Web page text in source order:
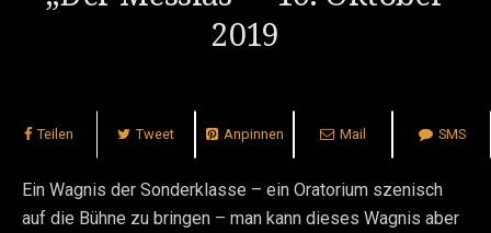
2019
Teilen Tweet Anpinnen Mail SMS
Ein Wagnis der Sonderklasse – ein Oratorium szenisch
auf die Bühne zu bringen – man kann dieses Wagnis aber